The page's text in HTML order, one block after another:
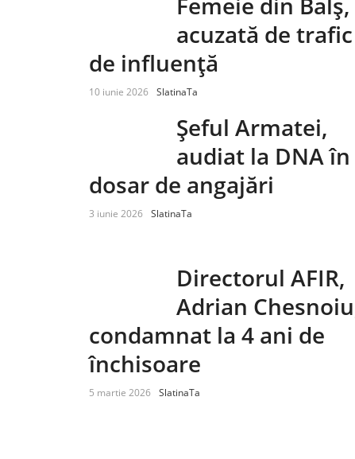
acuzată de trafic
de influență
10 iunie 2026 SlatinaTa
Șeful Armatei,
audiat la DNA în
dosar de angajări
3 iunie 2026 SlatinaTa
Directorul AFIR,
Adrian
condamnat la 4 ani de
închisoare
5 martie 2026 SlatinaTa